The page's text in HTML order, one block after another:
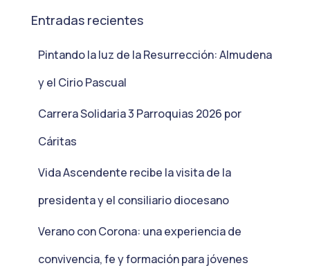
Entradas recientes
Pintando la luz de la Resurrección: Almudena
y el Cirio Pascual
Carrera Solidaria 3 Parroquias 2026 por
Cáritas
Vida Ascendente recibe la visita de la
presidenta y el consiliario diocesano
Verano con Corona: una experiencia de
convivencia, fe y formación para jóvenes